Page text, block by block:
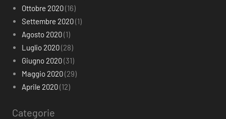
Ottobre 2020(16)
Settembre 2020(1)
Agosto 2020(1)
Luglio 2020(28)
Giugno 2020(31)
Maggio 2020(29)
Aprile 2020(12)
Categorie